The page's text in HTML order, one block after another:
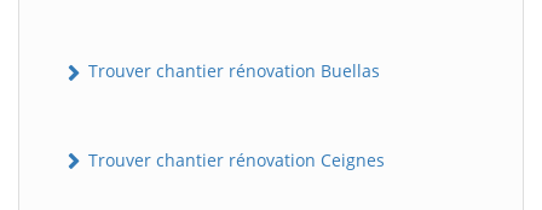
Trouver chantier rénovation Buellas
Trouver chantier rénovation Ceignes